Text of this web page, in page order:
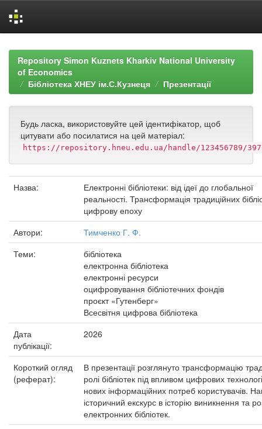
navigationRepository Simon Kuznets Kharkiv National University
of Economics
Бібліотека ХНЕУ ім.С.Кузнеця
Презентації
Будь ласка, використовуйте цей ідентифікатор, щоб
цитувати або посилатися на цей матеріал:
https://repository.hneu.edu.ua/handle/123456789/
Назва:
Електронні бібліотеки: від ідеї до глобальної
реальності. Трансформація традиційних
цифрову епоху
Автори:
Тимченко Г. Ф.
Теми:
бібліотека
електронна бібліотека
електронні ресурси
оцифровування бібліотечних фондів
проєкт «Гутенберг»
Всесвітня цифрова бібліотека
Дата
публікації:
2026
Короткий огляд
(реферат):
В презентації розглянуто трансформацію
ролі бібліотек під впливом цифрових
нових інформаційних потреб користувачів.
історичний екскурс в історію виникнення та
електронних бібліотек.